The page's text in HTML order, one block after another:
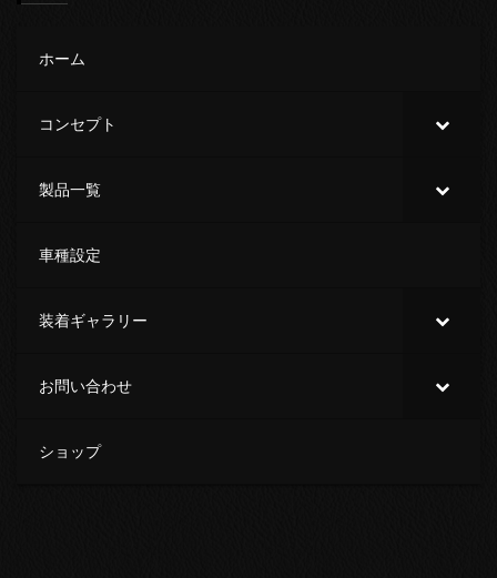
ホーム
コンセプト
製品一覧
車種設定
装着ギャラリー
お問い合わせ
ショップ